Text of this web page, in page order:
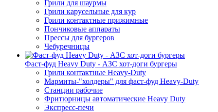
Грили для шаурмы
Грили карусельные для кур
Грили контактные прижимные
Пончиковые аппараты
Прессы для бургеров
Чебуречницы
Фаст-фуд Heavy Duty - АЗС хот-доги бургеры
Грили контактные Heavy-Duty
Мармиты-"холдеры" для фаст-фуд Heavy-Duty
Станции рабочие
Фритюрницы автоматические Heavy Duty
Экспресс-печи